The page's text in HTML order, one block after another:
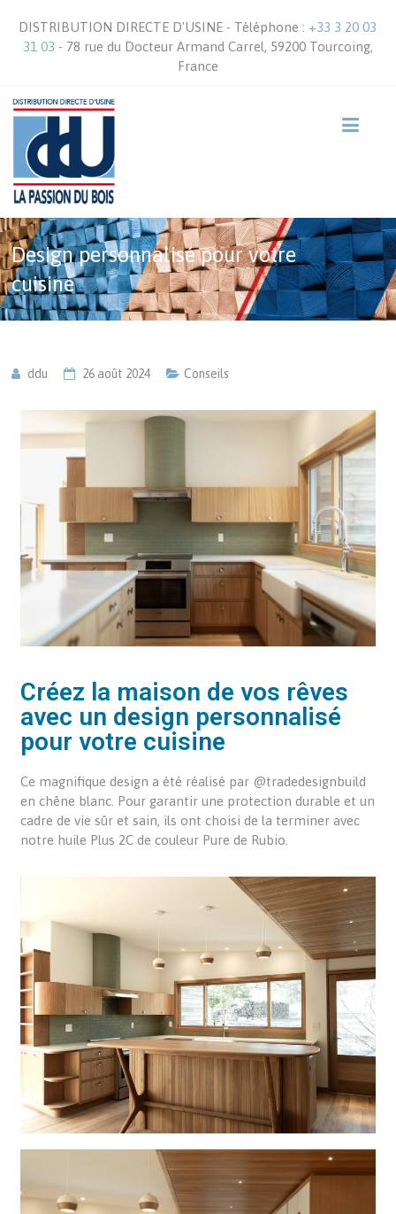
DISTRIBUTION DIRECTE D'USINE - Téléphone : +33 3 20 03
31 03 - 78 rue du Docteur Armand Carrel, 59200 Tourcoing,
France
Design personnalisé pour votre
cuisine
ddu 26 août 2024 Conseils
Créez la maison de vos rêves
avec un design personnalisé
pour votre cuisine
Ce magnifique design a été réalisé par @tradedesignbuild
en chêne blanc. Pour garantir une protection durable et un
cadre de vie sûr et sain, ils ont choisi de la terminer avec
notre huile Plus 2C de couleur Pure de Rubio.